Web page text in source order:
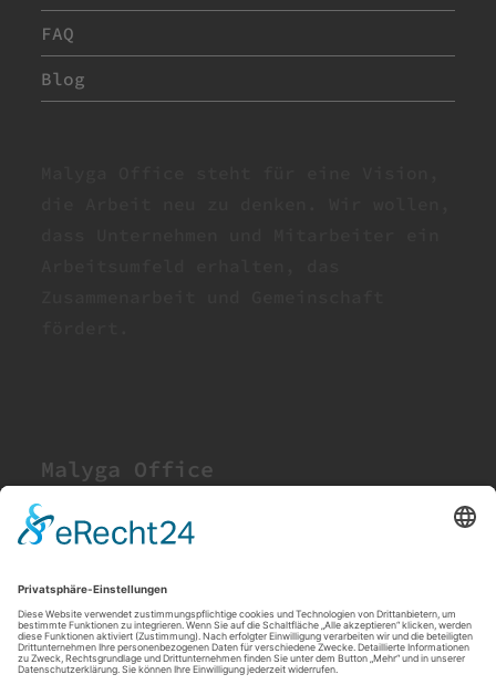
FAQ
Blog
Malyga Office
Für dich:
0174-1632056
Oder schreibe uns eine Mail unter: